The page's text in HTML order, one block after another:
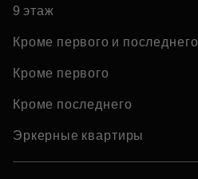
9 этаж
Кроме первого и последнего
Кроме первого
Кроме последнего
Эркерные квартиры